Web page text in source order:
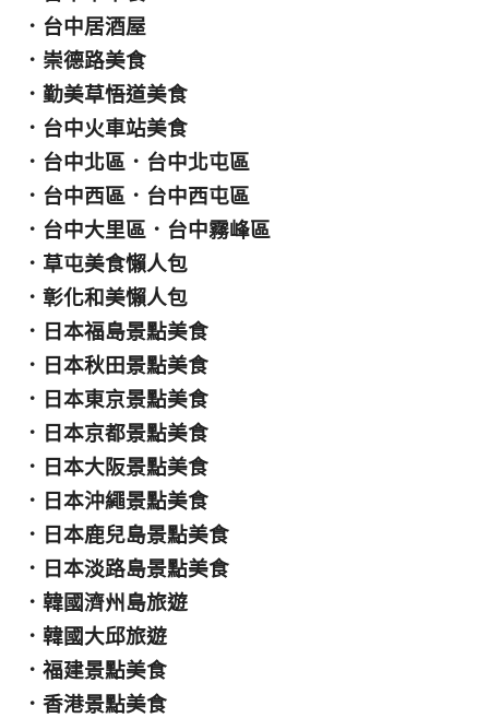
． 台中居酒屋
． 崇德路美食
． 勤美草悟道美食
． 台中火車站美食
． 台中北區 ． 台中北屯區
． 台中西區 ． 台中西屯區
． 台中大里區 ． 台中霧峰區
． 草屯美食懶人包
． 彰化和美懶人包
． 日本福島景點美食
． 日本秋田景點美食
． 日本東京景點美食
． 日本京都景點美食
． 日本大阪景點美食
． 日本沖繩景點美食
． 日本鹿兒島景點美食
． 日本淡路島景點美食
． 韓國濟州島旅遊
． 韓國大邱旅遊
． 福建景點美食
． 香港景點美食